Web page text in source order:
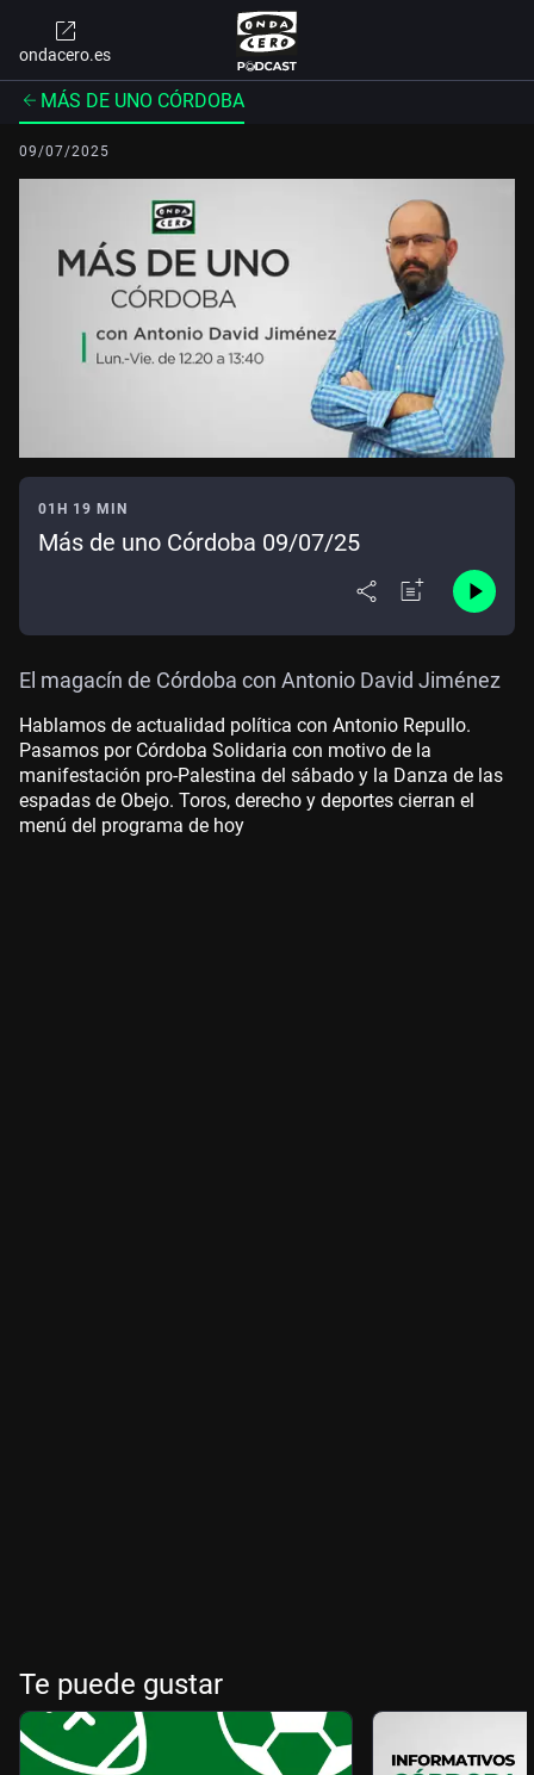
ondacero.es
MÁS DE UNO CÓRDOBA
09/07/2025
01H 19 MIN
Más de uno Córdoba 09/07/25
El magacín de Córdoba con Antonio David Jiménez
Hablamos de actualidad política con Antonio Repullo.
Pasamos por Córdoba Solidaria con motivo de la
manifestación pro-Palestina del sábado y la Danza de las
espadas de Obejo. Toros, derecho y deportes cierran el
menú del programa de hoy
Te puede gustar